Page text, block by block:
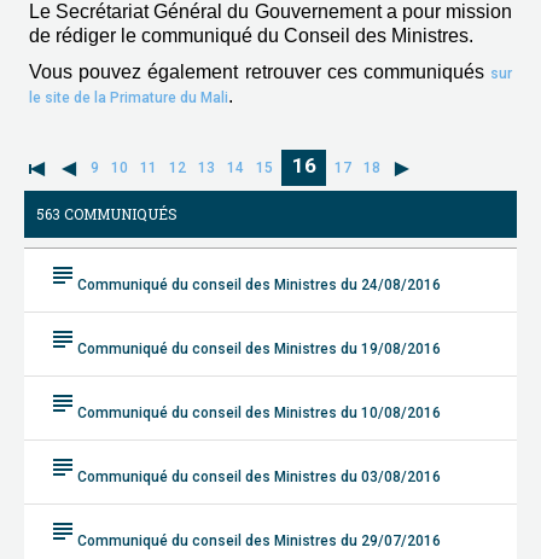
Le Secrétariat Général du Gouvernement a pour mission
de rédiger le communiqué du Conseil des Ministres.
Vous pouvez également retrouver ces communiqués sur
le site de la Primature du Mali.
9 10 11 12 13 14 15 16 17 18
563 COMMUNIQUÉS
subject Communiqué du conseil des Ministres du 24/08/2016
subject Communiqué du conseil des Ministres du 19/08/2016
subject Communiqué du conseil des Ministres du 10/08/2016
subject Communiqué du conseil des Ministres du 03/08/2016
subject Communiqué du conseil des Ministres du 29/07/2016